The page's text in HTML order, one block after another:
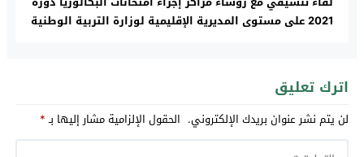
2021 على مستوى المديرية الإقليمية لوزارة التربية الوطنية
اترك تعليق
لن يتم نشر عنوان بريدك الإلكتروني. الحقول الإلزامية مشار إليها بـ*